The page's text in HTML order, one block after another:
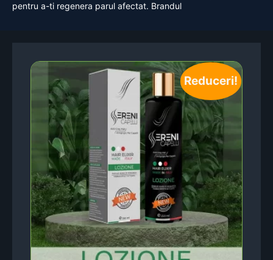
pentru a-ti regenera parul afectat. Brandul
Reduceri!